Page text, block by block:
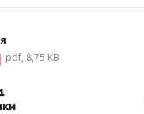
pdf, 8,75 KB